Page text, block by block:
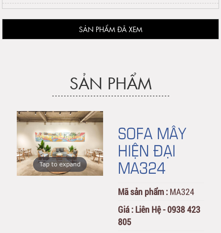
SẢN PHẨM ĐÃ XEM
SẢN PHẨM
Tap to expand
SOFA MÂY
HIỆN ĐẠI
MA324
Mã sản phẩm : MA324
Giá : Liên Hệ - 0938 423
805